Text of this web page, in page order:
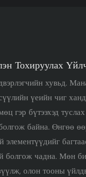
Тохируулах
хувьд.
үеийн чиг
гэр бүтээхэд
байна. Өнгөө
элементүүдийг
болгож чадна. Мөн
олон тооны